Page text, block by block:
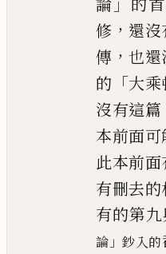
論
的
修 ， 還沒
傳 ，也還
的 「大乘
沒有這篇
本前面
此本前
有刪去的
有的第
論 」 鈔入的